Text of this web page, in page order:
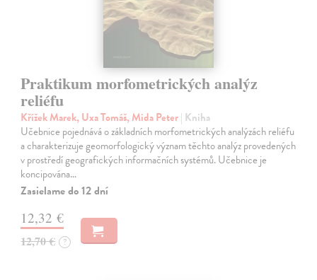
Praktikum morfometrických analýz
reliéfu
Křížek Marek, Uxa Tomáš, Mida Peter| Kniha
Učebnice pojednává o základních morfometrických analýzách reliéfu
a charakterizuje geomorfologický význam těchto analýz provedených
v prostředí geografických informačních systémů. Učebnice je
koncipována…
Zasielame do 12 dní
12,32 €
12,70 € ?